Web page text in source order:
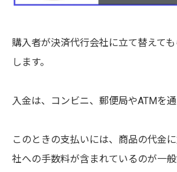
購入者が決済代行会社に立て替えて
します。
入金は、コンビニ、郵便局やATMを通
このときの支払いには、商品の代金
社への手数料が含まれているのが一般